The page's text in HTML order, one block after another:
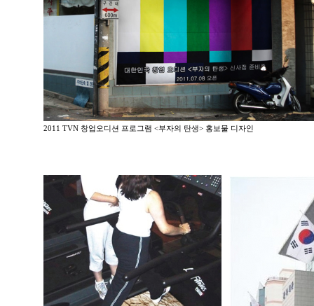
2011 TVN 창업오디션 프로그램 <부자의 탄생> 홍보물 디자인